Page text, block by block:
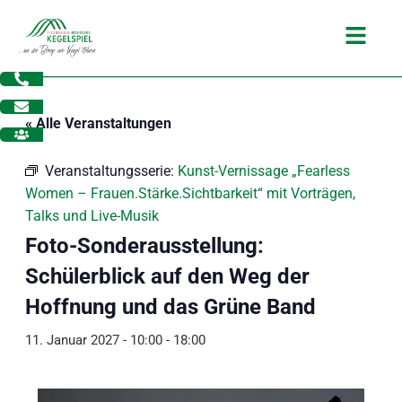
Inhalt
springen
Main
« Alle Veranstaltungen
Veranstaltungsserie: Kunst-Vernissage „Fearless
Women – Frauen.Stärke.Sichtbarkeit“ mit Vorträgen,
Talks und Live-Musik
Foto-Sonderausstellung:
Schülerblick auf den Weg der
Hoffnung und das Grüne Band
11. Januar 2027 - 10:00- 18:00